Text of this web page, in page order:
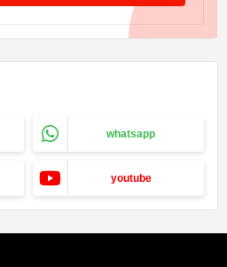
whatsapp
youtube